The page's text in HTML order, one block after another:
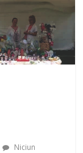
Niciun